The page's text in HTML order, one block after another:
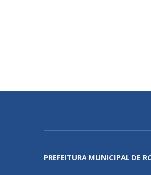
PREFEITURA MUNICIPAL DE